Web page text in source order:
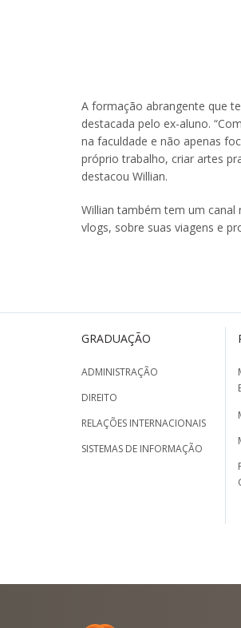
A formação abrangente que
destacada pelo ex-aluno.
na faculdade e não apenas
próprio trabalho, criar artes
destacou Willian.
Willian também tem um canal
vlogs, sobre suas viagens e
GRADUAÇÃO
ADMINISTRAÇÃO
DIREITO
RELAÇÕES INTERNACIONAIS
SISTEMAS DE INFORMAÇÃO